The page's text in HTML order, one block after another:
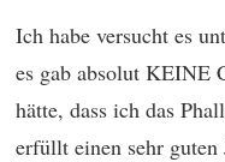
Ich habe versucht es
es gab absolut KEINE
hätte, dass ich das
erfüllt einen sehr